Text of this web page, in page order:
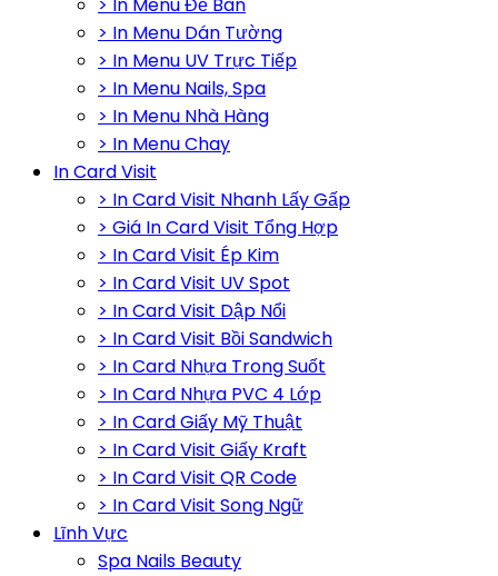
> In Menu Để Bàn
> In Menu Dán Tường
> In Menu UV Trực Tiếp
> In Menu Nails, Spa
> In Menu Nhà Hàng
> In Menu Chay
In Card Visit
> In Card Visit Nhanh Lấy Gấp
> Giá In Card Visit Tổng Hợp
> In Card Visit Ép Kim
> In Card Visit UV Spot
> In Card Visit Dập Nổi
> In Card Visit Bồi Sandwich
> In Card Nhựa Trong Suốt
> In Card Nhựa PVC 4 Lớp
> In Card Giấy Mỹ Thuật
> In Card Visit Giấy Kraft
> In Card Visit QR Code
> In Card Visit Song Ngữ
Lĩnh Vực
Spa Nails Beauty